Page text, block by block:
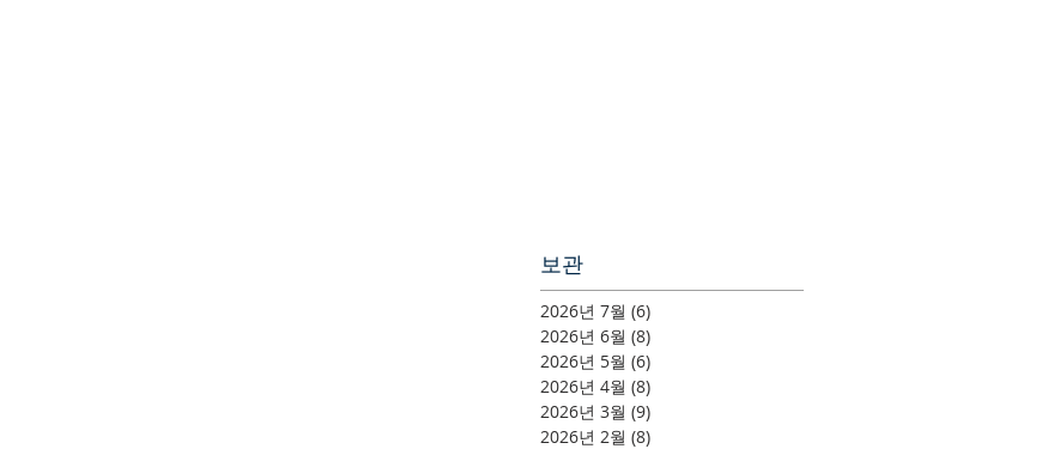
보관
2026년 7월 (6)
2026년 6월 (8)
2026년 5월 (6)
2026년 4월 (8)
2026년 3월 (9)
2026년 2월 (8)